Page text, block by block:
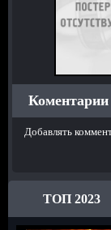
Добавлять
ТОП 2023